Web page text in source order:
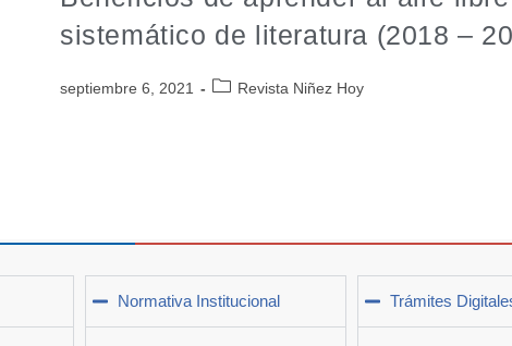
sistemático de literatura (2018 –
septiembre 6, 2021 Revista Niñez Hoy
Normativa Institucional Trámites